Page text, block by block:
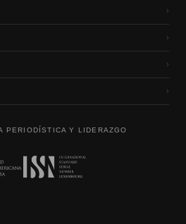
›
›
›
›
PERIODÍSTICA Y LIDERAZGO